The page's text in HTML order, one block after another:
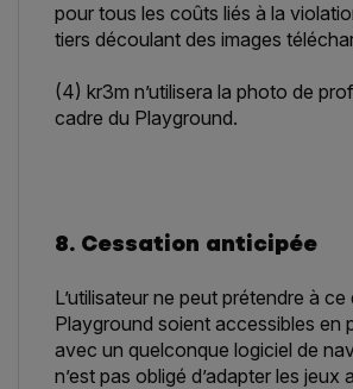
pour tous les coûts liés à la
tiers découlant des images
(4) kr3m n’utilisera la photo de
cadre du Playground.
8. Cessation anticipée
L’utilisateur ne peut prétendre à
Playground soient accessibles en
avec un quelconque logiciel de
n’est pas obligé d’adapter les jeux